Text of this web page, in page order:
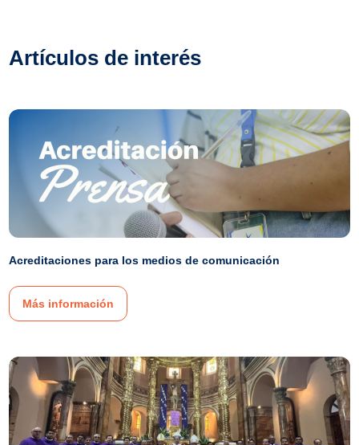
Artículos de interés
Acreditaciones para los medios de comunicación
Más información